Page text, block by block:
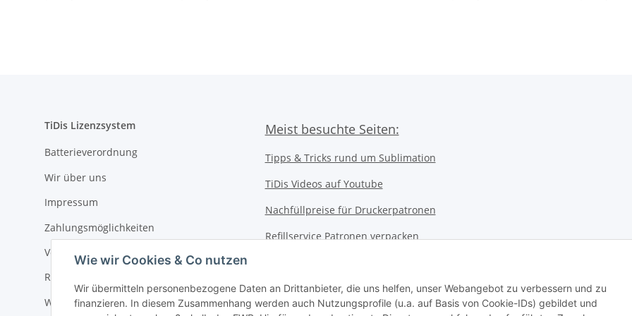
TiDis Lizenzsystem
Batterieverordnung
Wir über uns
Impressum
Zahlungsmöglichkeiten
Versandkosten
Retouren / Rückgabe
Widerrufsrecht
Meist besuchte Seiten:
Tipps & Tricks rund um Sublimation
TiDis Videos auf Youtube
Nachfüllpreise für Druckerpatronen
Refillservice Patronen verpacken
TiDis PC & Notebookwerkstatt
Wie wir Cookies & Co nutzen
Wir übermitteln personenbezogene Daten an Drittanbieter, die uns helfen, unser Webangebot zu verbessern und zu
finanzieren. In diesem Zusammenhang werden auch Nutzungsprofile (u.a. auf Basis von Cookie-IDs) gebildet und